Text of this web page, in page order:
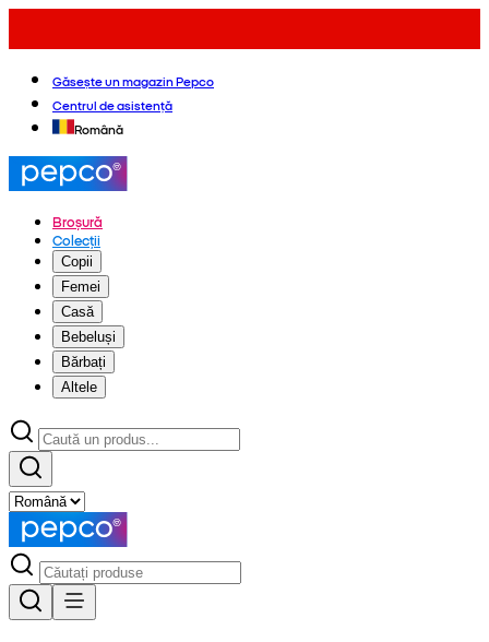
Găsește un magazin Pepco
Centrul de asistență
Română
Broșură
Colecții
Copii
Femei
Casă
Bebeluși
Bărbați
Altele